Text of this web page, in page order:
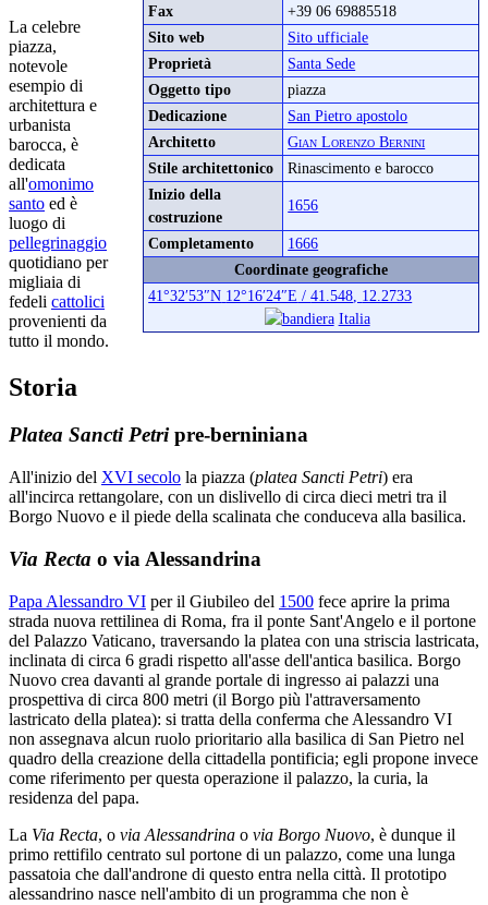
Fax
+39 06 69885518
Sito web
Sito ufficiale
Proprietà
Santa Sede
Oggetto tipo
piazza
Dedicazione
San Pietro apostolo
Architetto
Gian Lorenzo Bernini
Stile architettonico
Rinascimento e barocco
Inizio della
costruzione
1656
Completamento
1666
Coordinate geografiche
41°32′53″N 12°16′24″E /41.548 12.2733
Italia
La celebre
piazza,
notevole
esempio di
architettura e
urbanista
barocca, è
dedicata
all'omonimo
santo ed è
luogo di
pellegrinaggio
quotidiano per
migliaia di
fedeli cattolici
provenienti da
tutto il mondo.
Storia
Platea Sancti Petripre-berniniana
All'inizio del XVI secolo la piazza (platea Sancti Petri) era
all'incirca rettangolare, con un dislivello di circa dieci metri tra il
Borgo Nuovo e il piede della scalinata che conduceva alla basilica.
Via Recta o via Alessandrina
Papa Alessandro VI per il Giubileo del 1500 fece aprire la prima
strada nuova rettilinea di Roma, fra il ponte Sant'Angelo e il portone
del Palazzo Vaticano, traversando la platea con una striscia lastricata,
inclinata di circa 6 gradi rispetto all'asse dell'antica basilica. Borgo
Nuovo crea davanti al grande portale di ingresso ai palazzi una
prospettiva di circa 800 metri (il Borgo più l'attraversamento
lastricato della platea): si tratta della conferma che Alessandro VI
non assegnava alcun ruolo prioritario alla basilica di San Pietro nel
quadro della creazione della cittadella pontificia; egli propone invece
come riferimento per questa operazione il palazzo, la curia, la
residenza del papa.
La Via Recta, o via Alessandrina o via Borgo Nuovo, è dunque il
primo rettifilo centrato sul portone di un palazzo, come una lunga
passatoia che dall'androne di questo entra nella città. Il prototipo
alessandrino nasce nell'ambito di un programma che non è